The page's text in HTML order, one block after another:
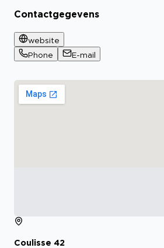
Contactgegevens
website
Phone
E-mail
Coulisse 42